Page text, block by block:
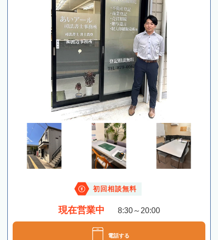
初回相談無料
現在営業中 8:30～20:00
電話する